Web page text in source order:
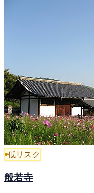
低リスク
般若寺